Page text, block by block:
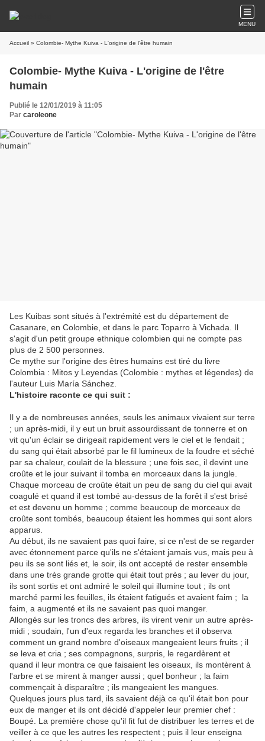
MENU
Accueil » Colombie- Mythe Kuiva - L'origine de l'être humain
Colombie- Mythe Kuiva - L'origine de l'être
humain
Publié le 12/01/2019 à 11:05
Par caroleone
Les Kuibas sont situés à l'extrémité est du département de
Casanare, en Colombie, et dans le parc Toparro à Vichada. Il
s'agit d'un petit groupe ethnique colombien qui ne compte pas
plus de 2 500 personnes.
Ce mythe sur l'origine des êtres humains est tiré du livre
Colombia : Mitos y Leyendas (Colombie : mythes et légendes) de
l'auteur Luis María Sánchez.
L'histoire raconte ce qui suit :
Il y a de nombreuses années, seuls les animaux vivaient sur terre
; un après-midi, il y eut un bruit assourdissant de tonnerre et on
vit qu'un éclair se dirigeait rapidement vers le ciel et le fendait ;
du sang qui était absorbé par le fil lumineux de la foudre et séché
par sa chaleur, coulait de la blessure ; une fois sec, il devint une
croûte et le jour suivant il tomba en morceaux dans la jungle.
Chaque morceau de croûte était un peu de sang du ciel qui avait
coagulé et quand il est tombé au-dessus de la forêt il s'est brisé
et est devenu un homme ; comme beaucoup de morceaux de
croûte sont tombés, beaucoup étaient les hommes qui sont alors
apparus.
Au début, ils ne savaient pas quoi faire, si ce n'est de se regarder
avec étonnement parce qu'ils ne s'étaient jamais vus, mais peu à
peu ils se sont liés et, le soir, ils ont accepté de rester ensemble
dans une très grande grotte qui était tout près ; au lever du jour,
ils sont sortis et ont admiré le soleil qui illumine tout ; ils ont
marché parmi les feuilles, ils étaient fatigués et avaient faim ; la
faim, a augmenté et ils ne savaient pas quoi manger.
Allongés sur les troncs des arbres, ils virent venir un autre après-
midi ; soudain, l'un d'eux regarda les branches et il observa
comment un grand nombre d'oiseaux mangeaient leurs fruits ; il
se leva et cria ; ses compagnons, surpris, le regardèrent et
quand il leur montra ce que faisaient les oiseaux, ils montèrent à
l'arbre et se mirent à manger aussi ; quel bonheur ; la faim
commençait à disparaître ; ils mangeaient les mangues.
Quelques jours plus tard, ils savaient déjà ce qu'il était bon pour
eux de manger et ils ont décidé d'appeler leur premier chef :
Boupé. La première chose qu'il fit fut de distribuer les terres et de
veiller à ce que les autres les respectent ; puis il leur enseigna